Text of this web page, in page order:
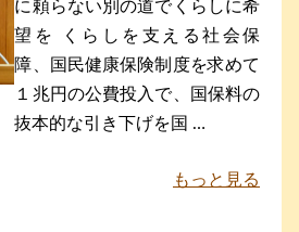
に頼らない別の道でくらしに希
望を くらしを支える社会保
障、国民健康保険制度を求めて
１兆円の公費投入で、国保料の
抜本的な引き下げを国 …
もっと見る